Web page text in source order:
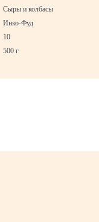
Сыры и колбасы
Инко-Фуд
10
500 г